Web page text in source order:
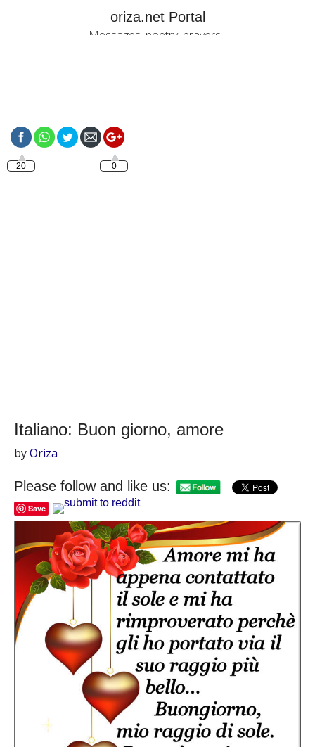
oriza.net Portal
Messages, poetry, prayers...
Italiano: Buon giorno, amore
byOriza
Please follow and like us:
Save
20 0